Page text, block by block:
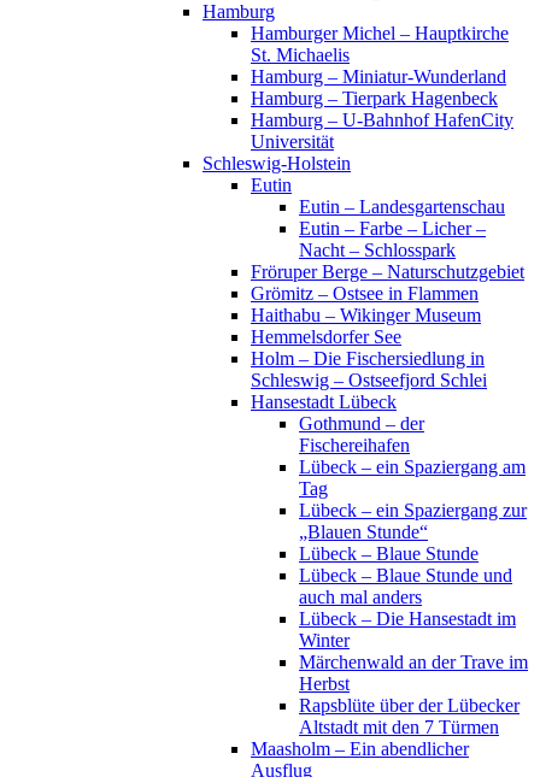
Hamburg
Hamburger Michel – Hauptkirche
St. Michaelis
Hamburg – Miniatur-Wunderland
Hamburg – Tierpark Hagenbeck
Hamburg – U-Bahnhof HafenCity
Universität
Schleswig-Holstein
Eutin
Eutin – Landesgartenschau
Eutin – Farbe – Licher –
Nacht – Schlosspark
Fröruper Berge – Naturschutzgebiet
Grömitz – Ostsee in Flammen
Haithabu – Wikinger Museum
Hemmelsdorfer See
Holm – Die Fischersiedlung in
Schleswig – Ostseefjord Schlei
Hansestadt Lübeck
Gothmund – der
Fischereihafen
Lübeck – ein Spaziergang am
Tag
Lübeck – ein Spaziergang zur
„Blauen Stunde“
Lübeck – Blaue Stunde
Lübeck – Blaue Stunde und
auch mal anders
Lübeck – Die Hansestadt im
Winter
Märchenwald an der Trave im
Herbst
Rapsblüte über der Lübecker
Altstadt mit den 7 Türmen
Maasholm – Ein abendlicher
Ausflug